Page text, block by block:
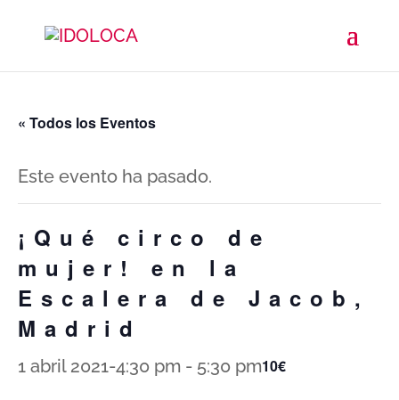
« Todos los Eventos
Este evento ha pasado.
¡Qué circo de
mujer! en la
Escalera de Jacob,
Madrid
1 abril 2021-4:30 pm - 5:30 pm10€